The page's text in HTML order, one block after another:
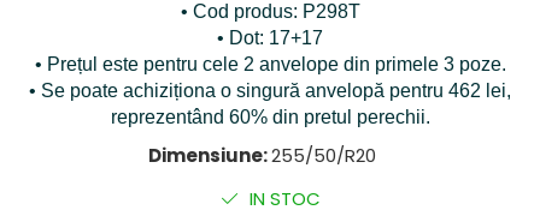
• Cod produs: P298T
• Dot: 17+17
• Prețul este pentru cele 2 anvelope din primele 3 poze.
• Se poate achiziționa o singură anvelopă pentru 462 lei,
reprezentând 60% din pretul perechii.
Dimensiune:255/50/R20
IN STOC